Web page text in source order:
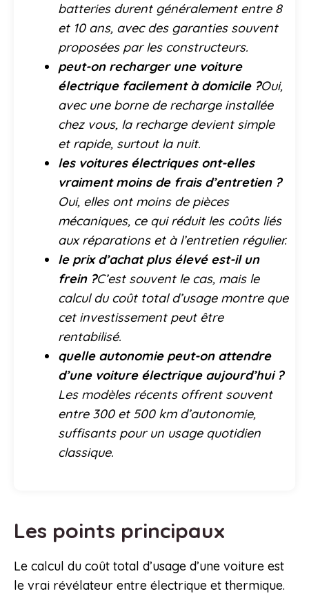
batteries durent généralement entre 8
et 10 ans, avec des garanties souvent
proposées par les constructeurs.
peut-on recharger une voiture
électrique facilement à domicile ?Oui,
avec une borne de recharge installée
chez vous, la recharge devient simple
et rapide, surtout la nuit.
les voitures électriques ont-elles
vraiment moins de frais d’entretien ?
Oui, elles ont moins de pièces
mécaniques, ce qui réduit les coûts liés
aux réparations et à l’entretien régulier.
le prix d’achat plus élevé est-il un
frein ?C’est souvent le cas, mais le
calcul du coût total d’usage montre que
cet investissement peut être
rentabilisé.
quelle autonomie peut-on attendre
d’une voiture électrique aujourd’hui ?
Les modèles récents offrent souvent
entre 300 et 500 km d’autonomie,
suffisants pour un usage quotidien
classique.
Les points principaux
Le calcul du coût total d’usage d’une voiture est
le vrai révélateur entre électrique et thermique.